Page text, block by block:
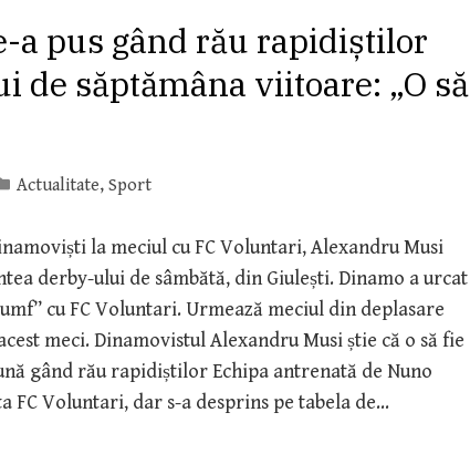
a pus gând rău rapidiștilor
de săptămâna viitoare: „O să
Actualitate, Sport
la meciul cu FC Voluntari, Alexandru Musi
derby-ului de sâmbătă, din Giulești. Dinamo a urcat
cu FC Voluntari. Urmează meciul din deplasare
meci. Dinamovistul Alexandru Musi știe că o să fie
gând rău rapidiștilor Echipa antrenată de Nuno
Voluntari, dar s-a desprins pe tabela de…